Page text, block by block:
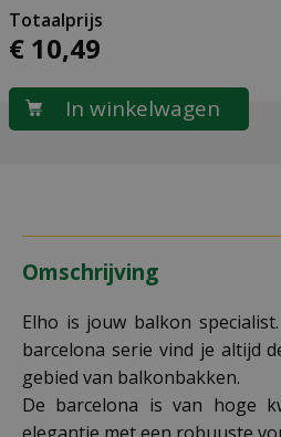
€ 10,49
Omschrijving
Elho is jouw balkon
barcelona serie vind je altijd
gebied van balkonbakken.
De barcelona is van hoge